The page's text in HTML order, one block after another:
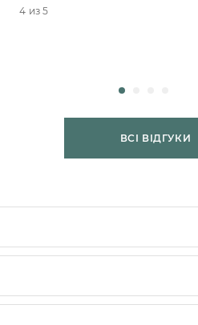
4 из 5
ВСІ ВІДГУКИ